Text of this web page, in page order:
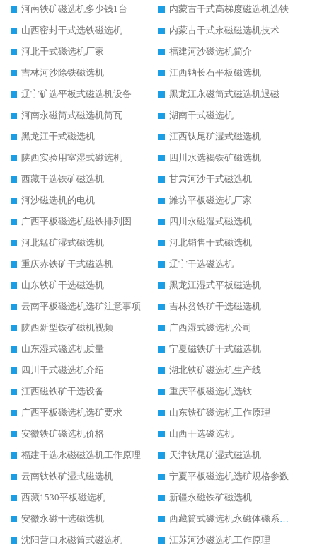
河南铁矿磁选机多少钱1台
内蒙古干式高梯度磁选机选铁
山西密封干式选铁磁选机
内蒙古干式永磁磁选机技术要求
河北干式磁选机厂家
福建河沙磁选机简介
吉林河沙除铁磁选机
江西钠长石平板磁选机
辽宁矿选平板式磁选机设备
黑龙江永磁筒式磁选机退磁
河南永磁筒式磁选机筒瓦
湖南干式磁选机
黑龙江干式磁选机
江西钛尾矿湿式磁选机
陕西实验用室湿式磁选机
四川水选褐铁矿磁选机
西藏干选铁矿磁选机
甘肃河沙干式磁选机
河沙磁选机的电机
潍坊平板磁选机厂家
广西平板磁选机磁铁排列图
四川永磁湿式磁选机
河北锰矿湿式磁选机
河北销售干式磁选机
重庆赤铁矿干式磁选机
辽宁干选磁选机
山东铁矿干选磁选机
黑龙江湿式平板磁选机
云南平板磁选机选矿注意事项
吉林贫铁矿干选磁选机
陕西新型铁矿磁机视频
广西湿式磁选机公司
山东湿式磁选机质量
宁夏磁铁矿干式磁选机
四川干式磁选机介绍
湖北铁矿磁选机生产线
江西磁铁矿干选设备
重庆平板磁选机选钛
广西平板磁选机选矿要求
山东铁矿磁选机工作原理
安徽铁矿磁选机价格
山西干选磁选机
福建干选永磁磁选机工作原理
天津钛尾矿湿式磁选机
云南钛铁矿湿式磁选机
宁夏平板磁选机选矿规格参数
西藏1530平板磁选机
新疆永磁铁矿磁选机
安徽永磁干选磁选机
西藏筒式磁选机永磁体磁系设计
沈阳营口永磁筒式磁选机
江苏河沙磁选机工作原理